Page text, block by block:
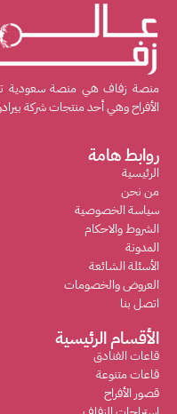
منصة زفاف هي منصة سعودية
الأفراح وهي أحد منتجات شركة
روابط هامة
الرئيسية
من نحن
سياسة الخصوصية
الشروط والاحكام
المدونة
الأسئلة الشائعة
العروض والخصومات
اتصل بنا
الأقسام الرئيسية
قاعات الفنادق
قاعات متنوعة
قصور الأفراح